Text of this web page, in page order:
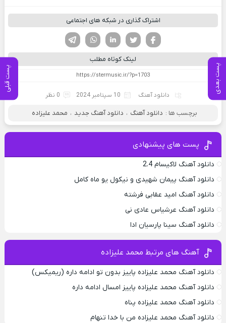
پست بعدی پست قبلی
اشتراک گذاری در شبکه های اجتماعی
لینکدین تویتر
فیسوک
لینک کوتاه مطلب
دانلود آهنگ 10 سپتامبر 2024 0 نظر
برچسب ها : دانلود آهنگ ، دانلود آهنگ جدید ، محمد علیزاده
پست های پیشنهادی
دانلود آهنگ لاکیسام 2.4
دانلود آهنگ پیمان شهیدی و نیکول یو ماه کامل
دانلود آهنگ امید عقابی فرشته
دانلود آهنگ عرشیاس عادی نی
دانلود آهنگ سینا پارسیان ادا
آهنگ های مرتبط محمد علیزاده
دانلود آهنگ محمد علیزاده پاییز بدون تو ادامه داره (ریمیکس)
دانلود آهنگ محمد علیزاده پاییز امسال ادامه داره
دانلود آهنگ محمد علیزاده پناه
دانلود آهنگ محمد علیزاده من با خدا تنهام